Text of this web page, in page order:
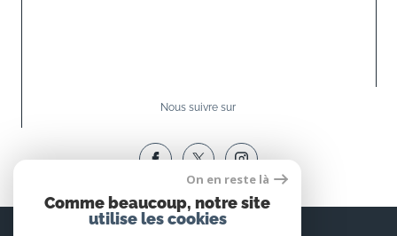
Nous suivre sur
Espace
On en reste là
Comme beaucoup, notre site
utilise les cookies